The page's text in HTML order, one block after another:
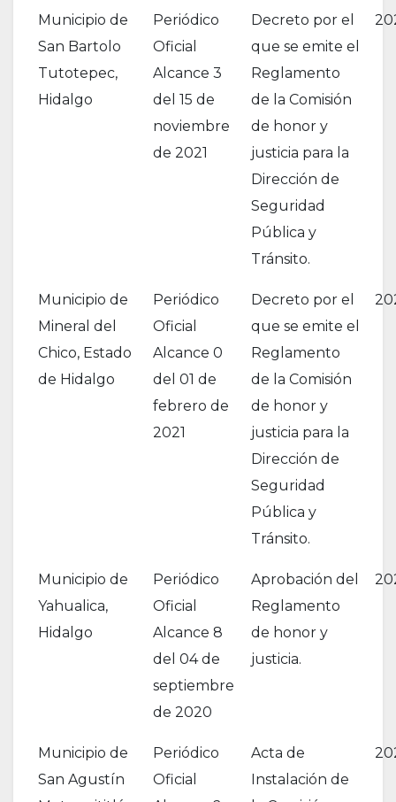
Municipio de
San Bartolo
Tutotepec,
Hidalgo
Periódico
Oficial
Alcance 3
del 15 de
noviembre
de 2021
Decreto por el
que se emite el
Reglamento
de la Comisión
de honor y
justicia para la
Dirección de
Seguridad
Pública y
Tránsito.
Municipio de
Mineral del
Chico, Estado
de Hidalgo
Periódico
Oficial
Alcance 0
del 01 de
febrero de
2021
Decreto por el
que se emite el
Reglamento
de la Comisión
de honor y
justicia para la
Dirección de
Seguridad
Pública y
Tránsito.
Municipio de
Yahualica,
Hidalgo
Periódico
Oficial
Alcance 8
del 04 de
septiembre
de 2020
Aprobación del
Reglamento
de honor y
justicia.
Municipio de
San Agustín
Periódico
Oficial
Acta de
Instalación de